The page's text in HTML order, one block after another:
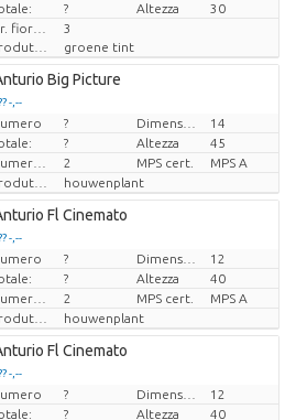
-,--
x uno
-,--
x uno
-,--
x uno
? Altezza
30
Nr. fiore/vaso
3
Produttore
groene tint
Big Picture
-,--
x uno
?
14
? Altezza
45
Numero di piante/vaso
2 MPS cert.
MPS A
Produttore
houwenplant
Fl Cinemato
-,--
x uno
?
12
? Altezza
40
Numero di piante/vaso
2 MPS cert.
MPS A
Produttore
houwenplant
Fl Cinemato
-,--
x uno
?
12
? Altezza
40